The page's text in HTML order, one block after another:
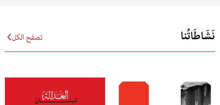
نَشَاطَاتُنا تصفح الكل